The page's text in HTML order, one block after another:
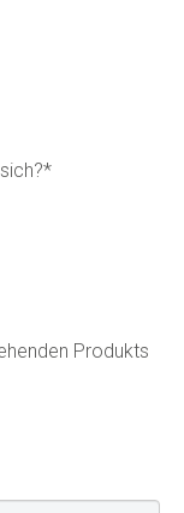
*
Produkts